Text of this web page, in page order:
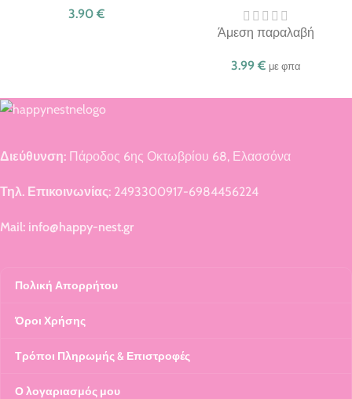
3.90 €
Άμεση παραλαβή
3.99 € με φπα
Διεύθυνση: Πάροδος 6ης Οκτωβρίου 68, Ελασσόνα
Τηλ. Επικοινωνίας: 2493300917-6984456224
Mail: info@happy-nest.gr
Πολική Απορρήτου
Όροι Χρήσης
Τρόποι Πληρωμής & Επιστροφές
Ο λογαριασμός μου